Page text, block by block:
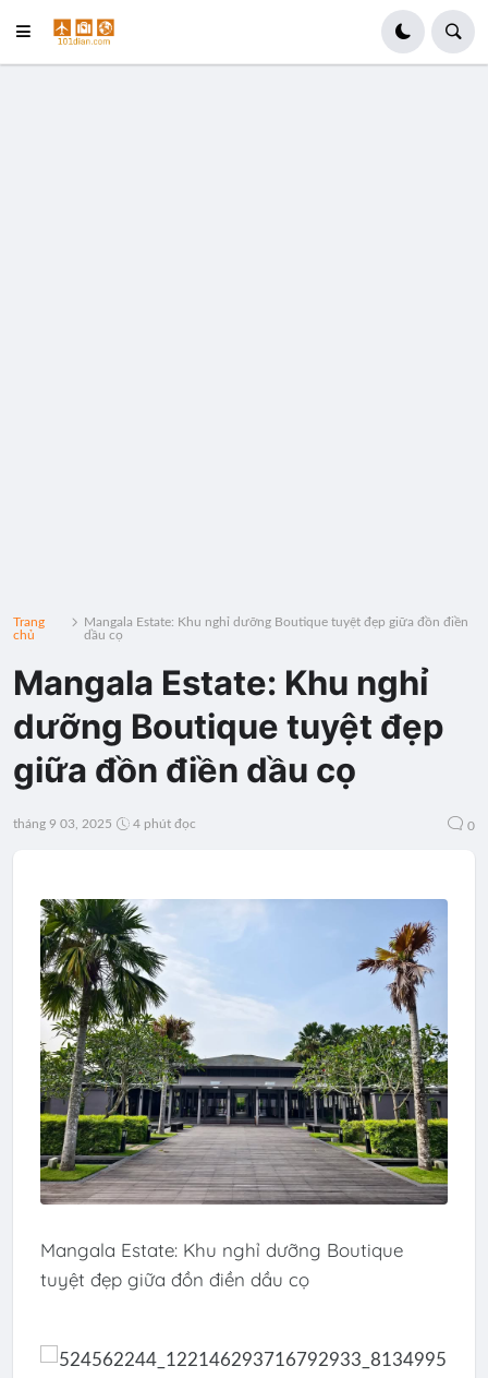
Trang
chủ
Mangala Estate: Khu nghỉ dưỡng Boutique tuyệt đẹp giữa đồn điền
dầu cọ
Mangala Estate: Khu nghỉ
dưỡng Boutique tuyệt đẹp
giữa đồn điền dầu cọ
tháng 9 03, 2025 4 phút đọc 0
Mangala Estate: Khu nghỉ dưỡng Boutique
tuyệt đẹp giữa đồn điền dầu cọ